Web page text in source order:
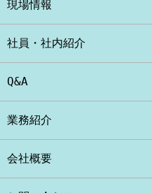
現場情報
社員・社内紹介
Q&A
業務紹介
会社概要